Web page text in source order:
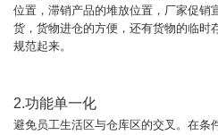
位置，滞销产品的堆放位置，厂家促销
货，货物进仓的方便，还有货物的临时
规范起来。
2.功能单一化
避免员工生活区与仓库区的交叉。在条